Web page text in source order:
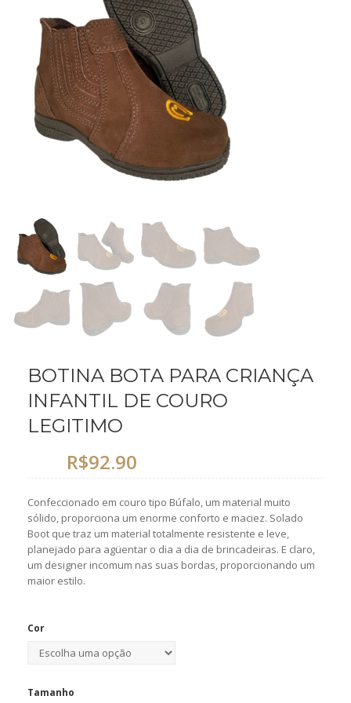
Sapatos
Sapatênis
Sandálias
Chuteiras
BOTINA BOTA PARA CRIANÇA
INFANTIL DE COURO
LEGITIMO
R$92.90
Confeccionado em couro tipo Búfalo, um material muito
sólido, proporciona um enorme conforto e maciez. Solado
Boot que traz um material totalmente resistente e leve,
planejado para agüentar o dia a dia de brincadeiras. E claro,
um designer incomum nas suas bordas, proporcionando um
maior estilo.
Cor
Tamanho